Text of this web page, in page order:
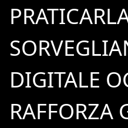
DIGITALE
RAFFORZA